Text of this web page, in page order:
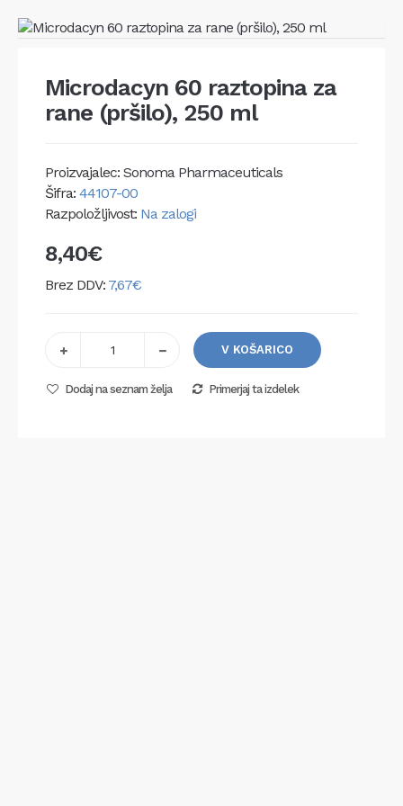
Microdacyn 60 raztopina za
rane (pršilo), 250 ml
Proizvajalec: Sonoma Pharmaceuticals
Šifra: 44107-00
Razpoložljivost: Na zalogi
8,40€
Brez DDV: 7,67€
V KOŠARICO
Dodaj na seznam želja Primerjaj ta izdelek